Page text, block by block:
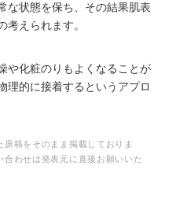
な状態を保ち、その結果肌表
考えられます。
や化粧のりもよくなることが
理的に接着するというアプロ
稿をそのまま掲載しておりま
わせは発表元に直接お願いいた